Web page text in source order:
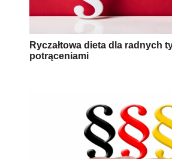
Ryczałtowa dieta dla radnych
potrąceniami